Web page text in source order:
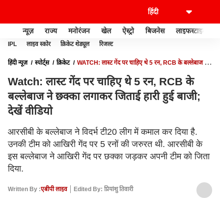
न्यूज़ राज्य मनोरंजन खेल ऐस्ट्रो बिजनेस लाइफस्टाइल
IPL लाइव स्कोर क्रिकेट शेड्यूल रिजल्ट
हिंदी न्यूज़ स्पोर्ट्स क्रिकेट
WATCH: लास्ट गेंद पर चाहिए थे 5 रन, RCB के बल्लेबाज ने
Watch: लास्ट गेंद पर चाहिए थे 5 रन, RCB के
बल्लेबाज ने छक्का लगाकर जिताई हारी हुई बाजी;
देखें वीडियो
आरसीबी के बल्लेबाज ने विदर्भ टी20 लीग में कमाल कर दिया है.
उनकी टीम को आखिरी गेंद पर 5 रनों की जरुरत थी. आरसीबी के
इस बल्लेबाज ने आखिरी गेंद पर छक्का जड़कर अपनी टीम को जिता
दिया.
Written By :एबीपी लाइव
Edited By: प्रियांशु तिवारी